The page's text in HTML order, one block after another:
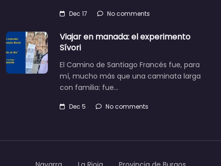
Dec 17 No comments
Viajar en manada: el experimento
Sívori
El Camino de Santiago Francés fue, para
mí, mucho más que una caminata larga
con familia: fue…
Dec 5 No comments